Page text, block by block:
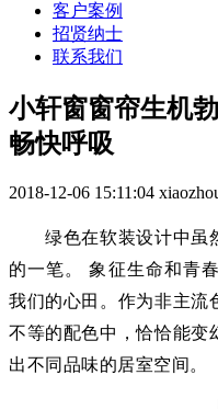
客户案例
招贤纳士
联系我们
小轩窗窗帘生机
畅快呼吸
2018-12-06 15:11:04
绿色在软装设计中虽
的一笔。 象征生命和青
我们的心田。作为非主流
不等的配色中，恰恰能变
出不同品味的居室空间。